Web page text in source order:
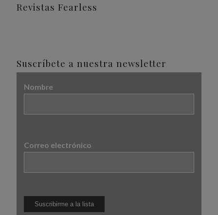
Revistas Fearless
Suscríbete a nuestra newsletter
Nombre
Correo electrónico